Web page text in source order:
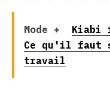
Mode +
Kiabi
Ce qu'il faut
travail